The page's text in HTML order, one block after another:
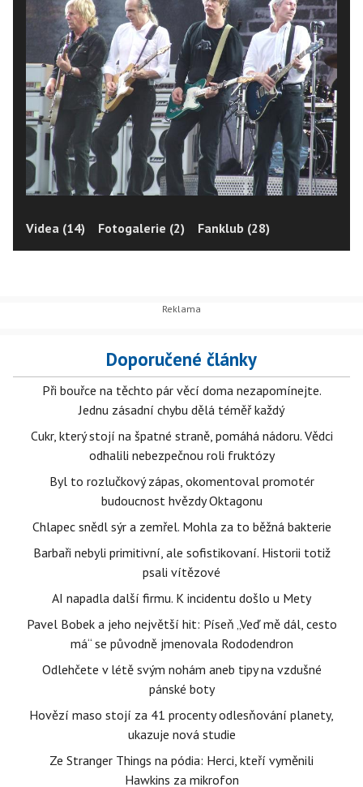
Videa (14) Fotogalerie (2) Fanklub (28)
Doporučené články
Při bouřce na těchto pár věcí doma nezapomínejte.
Jednu zásadní chybu dělá téměř každý
Cukr, který stojí na špatné straně, pomáhá nádoru. Vědci
odhalili nebezpečnou roli fruktózy
Byl to rozlučkový zápas, okomentoval promotér
budoucnost hvězdy Oktagonu
Chlapec snědl sýr a zemřel. Mohla za to běžná bakterie
Barbaři nebyli primitivní, ale sofistikovaní. Historii totiž
psali vítězové
AI napadla další firmu. K incidentu došlo u Mety
Pavel Bobek a jeho největší hit: Píseň „Veď mě dál, cesto
má“ se původně jmenovala Rododendron
Odlehčete v létě svým nohám aneb tipy na vzdušné
pánské boty
Hovězí maso stojí za 41 procenty odlesňování planety,
ukazuje nová studie
Ze Stranger Things na pódia: Herci, kteří vyměnili
Hawkins za mikrofon